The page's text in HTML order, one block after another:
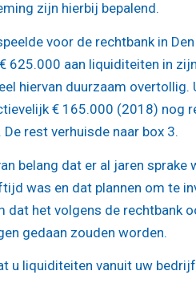
zijn hierbij bepalend.
voor de rechtbank in
625.000 aan liquiditeiten in
hiervan duurzaam
€ 165.000 (2018) nog
rest verhuisde naar box 3.
belang dat er al jaren
was en dat plannen om te
dat het volgens de rechtbank
gedaan zouden worden.
u liquiditeiten vanuit uw